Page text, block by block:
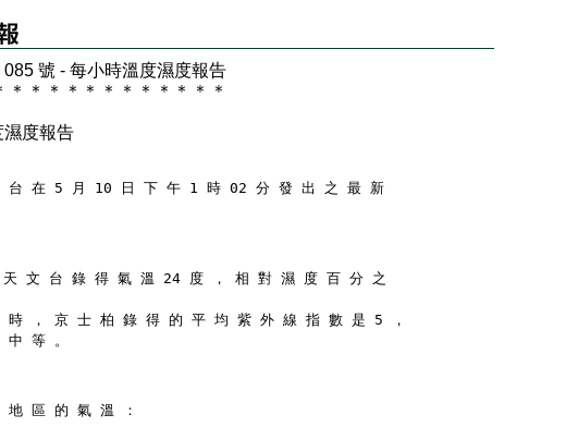
085 號 - 每小時溫度濕度報告
＊ ＊ ＊ ＊ ＊ ＊ ＊ ＊ ＊ ＊ ＊ ＊
濕度報告
台 在 5 月 10 日 下 午 1 時 02 分 發 出 之 最 新
文 台 錄 得 氣 溫 24 度 ， 相 對 濕 度 百 分 之
時 ， 京 士 柏 錄 得 的 平 均 紫 外 線 指 數 是 5 ，
等 。
地 區 的 氣 溫 ：